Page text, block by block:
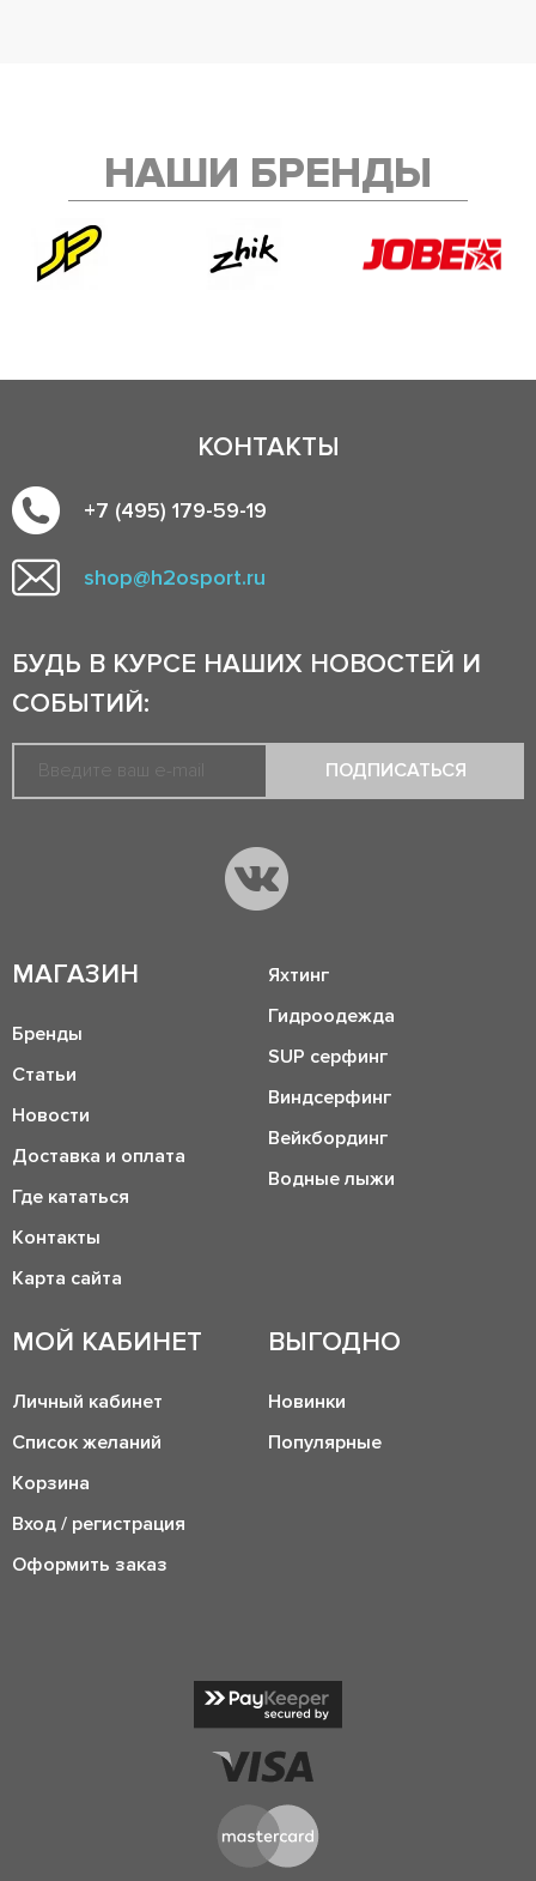
НАШИ БРЕНДЫ
КОНТАКТЫ
+7 (495) 179-59-19
shop@h2osport.ru
БУДЬ В КУРСЕ НАШИХ НОВОСТЕЙ И
СОБЫТИЙ:
ПОДПИСАТЬСЯ
МАГАЗИН
Бренды
Статьи
Новости
Доставка и оплата
Где кататься
Контакты
Карта сайта
Яхтинг
Гидроодежда
SUP серфинг
Виндсерфинг
Вейкбординг
Водные лыжи
МОЙ КАБИНЕТ
Личный кабинет
Список желаний
Корзина
Вход / регистрация
Оформить заказ
ВЫГОДНО
Новинки
Популярные